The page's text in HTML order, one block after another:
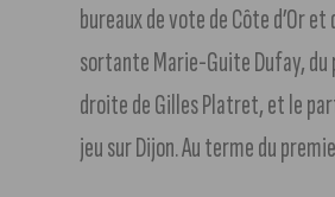
bureaux de vote de Côte d’Or
sortante Marie-Guite Dufay,
droite de Gilles Platret, et le
jeu sur Dijon. Au terme du